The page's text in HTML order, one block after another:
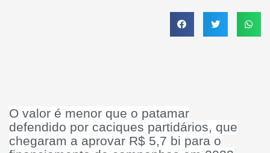
O valor é menor que o patamar
defendido por caciques partidários, que
chegaram a aprovar R$ 5,7 bi para o